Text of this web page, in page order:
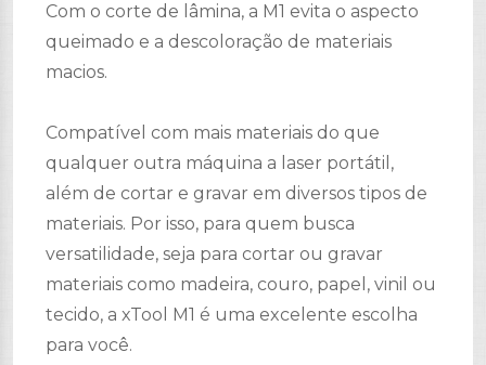
Com o corte de lâmina, a M1 evita o aspecto
queimado e a descoloração de materiais
macios.
Compatível com mais materiais do que
qualquer outra máquina a laser portátil,
além de cortar e gravar em diversos tipos de
materiais. Por isso, para quem busca
versatilidade, seja para cortar ou gravar
materiais como madeira, couro, papel, vinil ou
tecido, a xTool M1 é uma excelente escolha
para você.